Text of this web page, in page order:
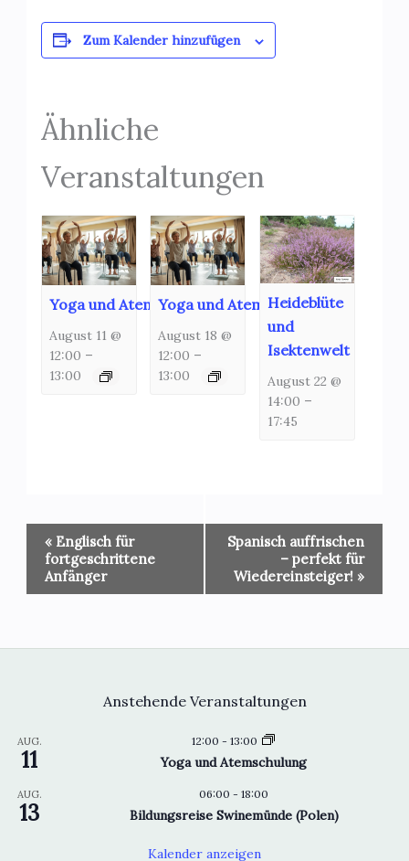
Zum Kalender hinzufügen
Ähnliche
Veranstaltungen
Yoga und Atemschulung
August 11 @
12:00 –
13:00
Yoga und Atemschulung
August 18 @
12:00 –
13:00
Heideblüte
und
Isektenwelt
August 22 @
14:00 –
17:45
Veranstaltung-
Navigation
«Englisch für
fortgeschrittene
Anfänger
Spanisch auffrischen
– perfekt für
Wiedereinsteiger! »
Anstehende Veranstaltungen
AUG.
11
12:00 - 13:00
Yoga und Atemschulung
AUG.
13
06:00 - 18:00
Bildungsreise Swinemünde (Polen)
Kalender anzeigen